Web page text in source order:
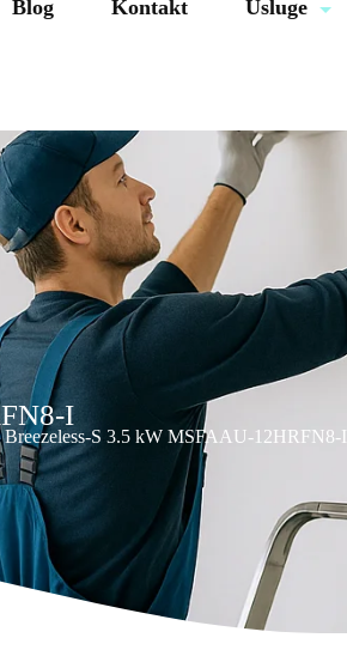
Blog Kontakt Usluge
I
S 3.5 kW MSFAAU-12HRFN8-I